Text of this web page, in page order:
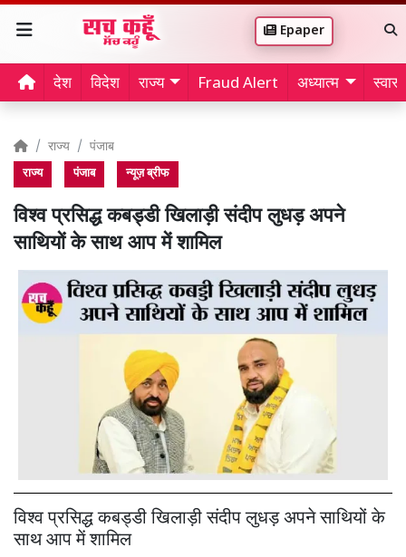
Epaper
देश विदेश राज्य Fraud Alert अध्यात्म
राज्य पंजाब
राज्य पंजाब न्यूज़ ब्रीफ
विश्व प्रसिद्ध कबड्डी खिलाड़ी संदीप लुधड़ अपने
साथियों के साथ आप में शामिल
विश्व प्रसिद्ध कबड्डी खिलाड़ी संदीप लुधड़ अपने साथियों के
साथ आप में शामिल